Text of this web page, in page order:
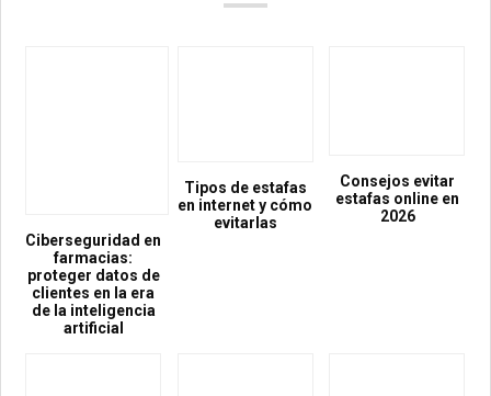
Ciberseguridad en
farmacias:
proteger datos de
clientes en la era
de la inteligencia
artificial
Tipos de estafas
en internet y cómo
evitarlas
Consejos evitar
estafas online en
2026